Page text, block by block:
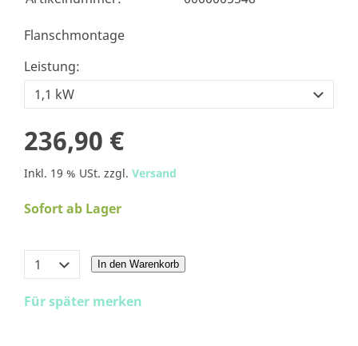
Flanschmontage
Leistung:
236,90 €
Inkl. 19 % USt. zzgl. Versand
Sofort ab Lager
In den Warenkorb
Für später merken